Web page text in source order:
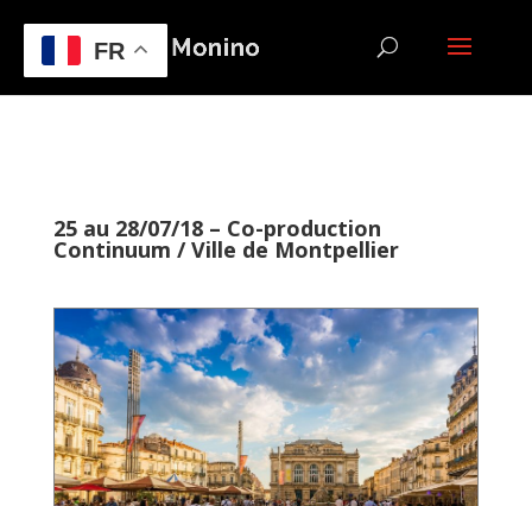
25 au 28/07/18 – Co-production
Continuum / Ville de Montpellier
FR